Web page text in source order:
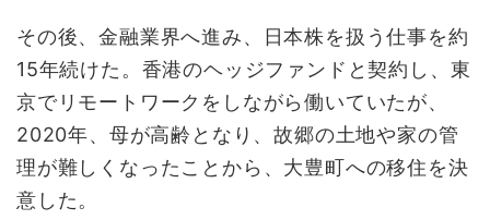
その後、金融業界へ進み、日本株を扱う仕事を約
15年続けた。香港のヘッジファンドと契約し、東
京でリモートワークをしながら働いていたが、
2020年、母が高齢となり、故郷の土地や家の管
理が難しくなったことから、大豊町への移住を決
意した。